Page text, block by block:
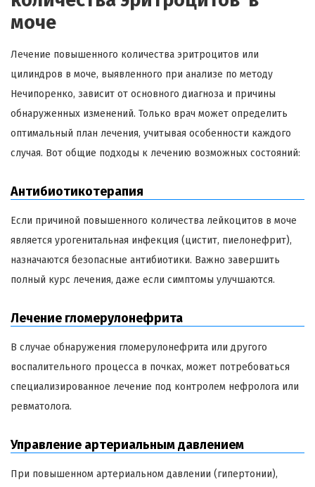
моче
Лечение повышенного количества эритроцитов или
цилиндров в моче, выявленного при анализе по методу
Нечипоренко, зависит от основного диагноза и причины
обнаруженных изменений. Только врач может определить
оптимальный план лечения, учитывая особенности каждого
случая. Вот общие подходы к лечению возможных состояний:
Антибиотикотерапия
Если причиной повышенного количества лейкоцитов в моче
является урогенитальная инфекция (цистит, пиелонефрит),
назначаются безопасные антибиотики. Важно завершить
полный курс лечения, даже если симптомы улучшаются.
Лечение гломерулонефрита
В случае обнаружения гломерулонефрита или другого
воспалительного процесса в почках, может потребоваться
специализированное лечение под контролем нефролога или
ревматолога.
Управление артериальным давлением
При повышенном артериальном давлении (гипертонии),